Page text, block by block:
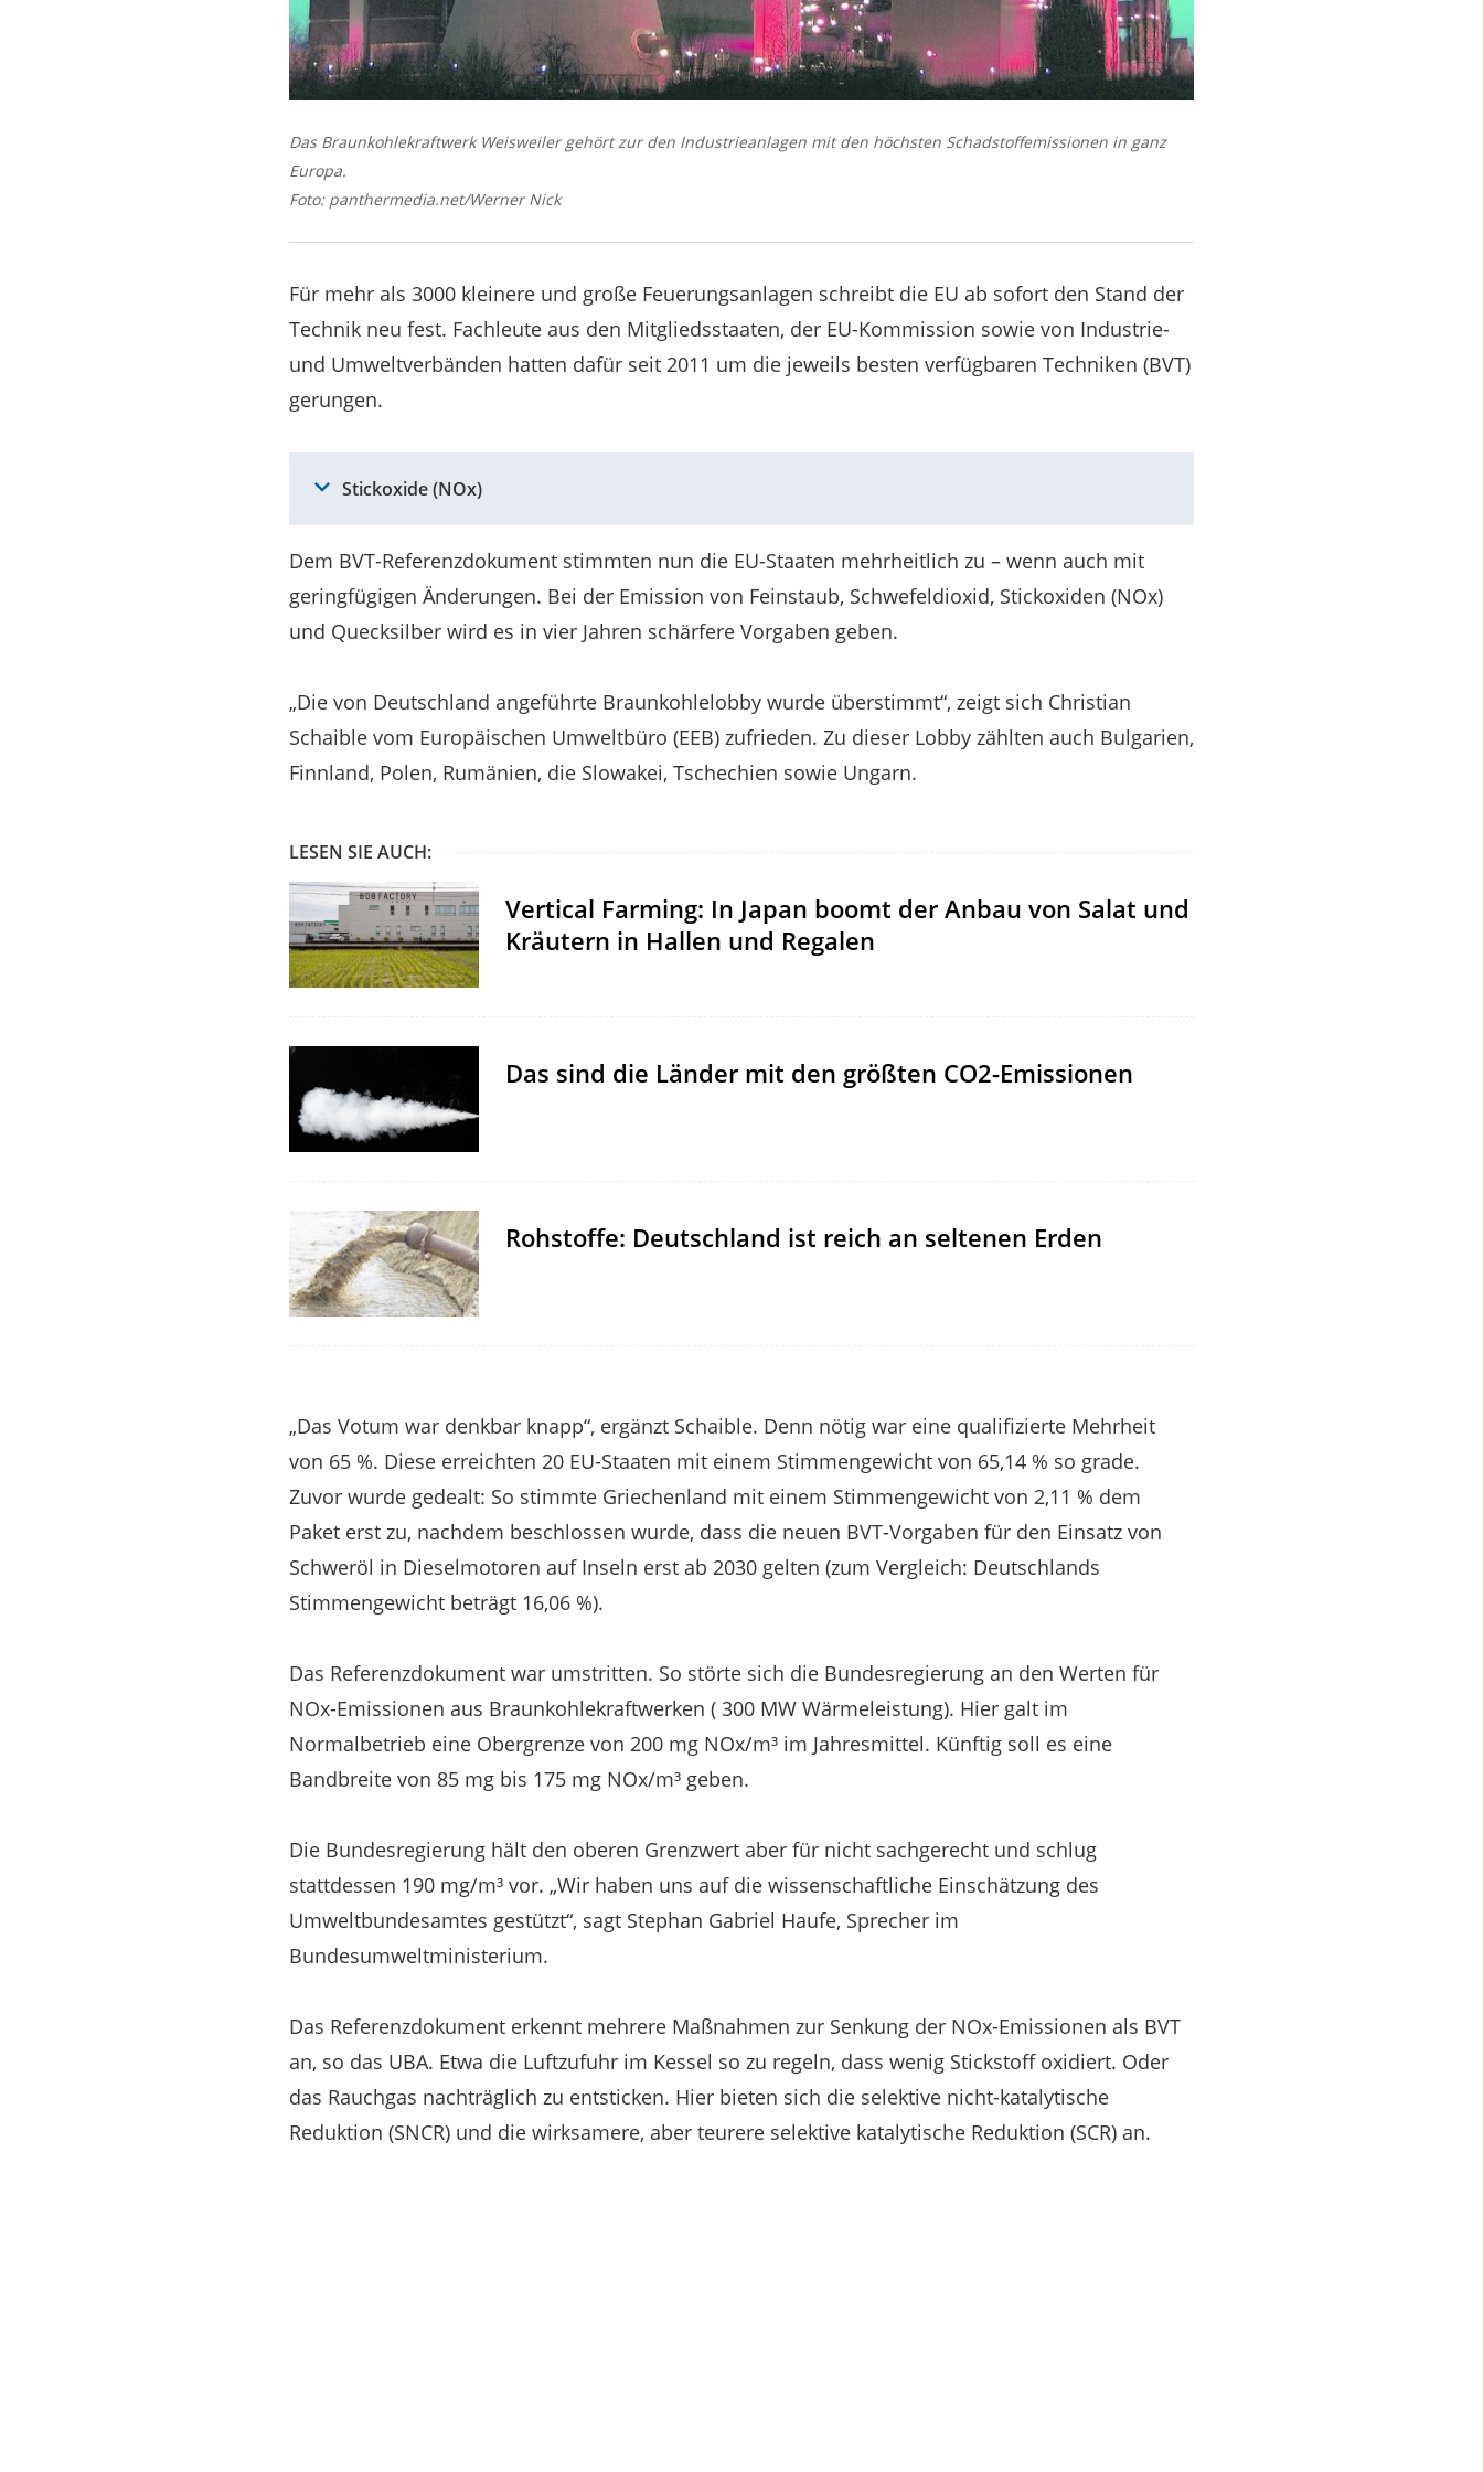
Das Braunkohlekraftwerk Weisweiler gehört zur den Industrieanlagen mit den höchsten Schadstoffemissionen in ganz
Europa.
Foto: panthermedia.net/Werner Nick
Für mehr als 3000 kleinere und große Feuerungsanlagen schreibt die EU ab sofort den Stand der
Technik neu fest. Fachleute aus den Mitgliedsstaaten, der EU-Kommission sowie von Industrie-
und Umweltverbänden hatten dafür seit 2011 um die jeweils besten verfügbaren Techniken (BVT)
gerungen.
Stickoxide (NOx)
Dem BVT-Referenzdokument stimmten nun die EU-Staaten mehrheitlich zu – wenn auch mit
geringfügigen Änderungen. Bei der Emission von Feinstaub, Schwefeldioxid, Stickoxiden (NOx)
und Quecksilber wird es in vier Jahren schärfere Vorgaben geben.
„Die von Deutschland angeführte Braunkohlelobby wurde überstimmt“, zeigt sich Christian
Schaible vom Europäischen Umweltbüro (EEB) zufrieden. Zu dieser Lobby zählten auch Bulgarien,
Finnland, Polen, Rumänien, die Slowakei, Tschechien sowie Ungarn.
LESEN SIE AUCH:
Vertical Farming: In Japan boomt der Anbau von Salat und
Kräutern in Hallen und Regalen
Das sind die Länder mit den größten CO2-Emissionen
Rohstoffe: Deutschland ist reich an seltenen Erden
„Das Votum war denkbar knapp“, ergänzt Schaible. Denn nötig war eine qualifizierte Mehrheit
von 65 %. Diese erreichten 20 EU-Staaten mit einem Stimmengewicht von 65,14 % so grade.
Zuvor wurde gedealt: So stimmte Griechenland mit einem Stimmengewicht von 2,11 % dem
Paket erst zu, nachdem beschlossen wurde, dass die neuen BVT-Vorgaben für den Einsatz von
Schweröl in Dieselmotoren auf Inseln erst ab 2030 gelten (zum Vergleich: Deutschlands
Stimmengewicht beträgt 16,06 %).
Das Referenzdokument war umstritten. So störte sich die Bundesregierung an den Werten für
NOx-Emissionen aus Braunkohlekraftwerken ( 300 MW Wärmeleistung). Hier galt im
Normalbetrieb eine Obergrenze von 200 mg NOx/m³ im Jahresmittel. Künftig soll es eine
Bandbreite von 85 mg bis 175 mg NOx/m³ geben.
Die Bundesregierung hält den oberen Grenzwert aber für nicht sachgerecht und schlug
stattdessen 190 mg/m³ vor. „Wir haben uns auf die wissenschaftliche Einschätzung des
Umweltbundesamtes gestützt“, sagt Stephan Gabriel Haufe, Sprecher im
Bundesumweltministerium.
Das Referenzdokument erkennt mehrere Maßnahmen zur Senkung der NOx-Emissionen als BVT
an, so das UBA. Etwa die Luftzufuhr im Kessel so zu regeln, dass wenig Stickstoff oxidiert. Oder
das Rauchgas nachträglich zu entsticken. Hier bieten sich die selektive nicht-katalytische
Reduktion (SNCR) und die wirksamere, aber teurere selektive katalytische Reduktion (SCR) an.